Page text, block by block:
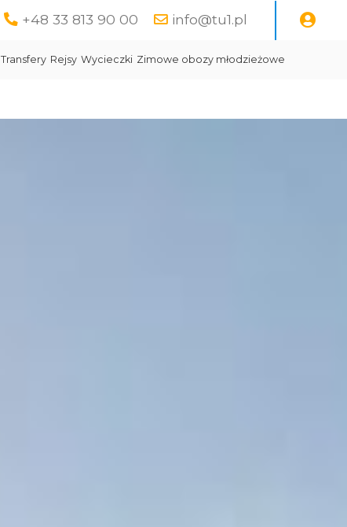
+48 33 813 90 00 info@tu1.pl
Transfery Rejsy Wycieczki Zimowe obozy młodzieżowe